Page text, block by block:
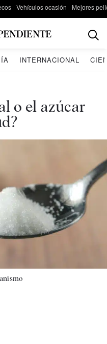
Vehículos ocasión Mejores
INTERNACIONAL
o el azúcar